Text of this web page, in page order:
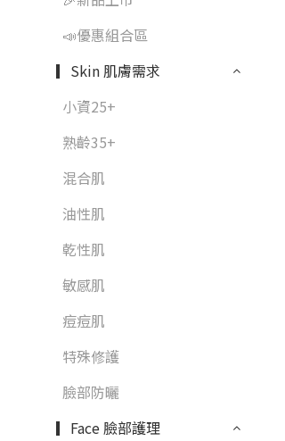
📣優惠組合區
▎Skin 肌膚需求
小資25+
熟齡35+
混合肌
油性肌
乾性肌
敏感肌
痘痘肌
特殊修護
臉部防曬
▎Face 臉部護理